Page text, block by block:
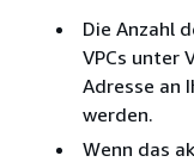
Die Anzahl
VPCs unter
Adresse an
werden.
Wenn das